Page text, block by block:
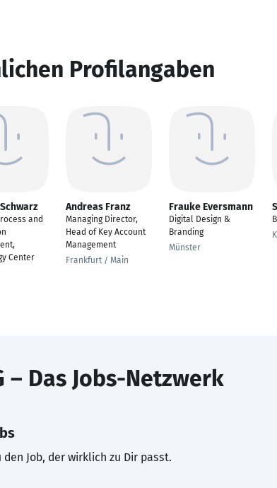
Profilangaben
and
Center
Andreas Franz
Managing Director,
Head of Key Account
Management
Frankfurt / Main
Frauke Eversmann
Digital Design &
Branding
Münster
– Das Jobs-Netzwerk
Job, der wirklich zu Dir passt.